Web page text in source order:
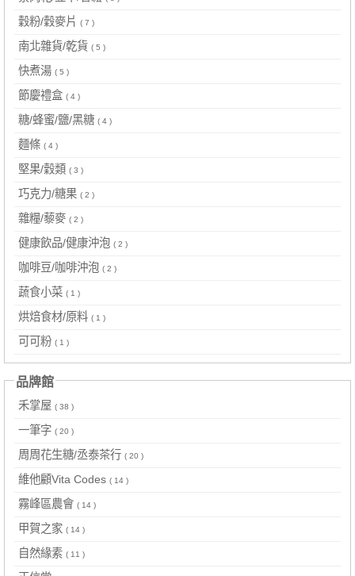
穀粉/穀麥片 ( 7 )
南北雜貨/乾貨 ( 5 )
快煮湯 ( 5 )
節慶禮盒 ( 4 )
糖/蜂蜜/鹽/黑糖 ( 4 )
麵條 ( 4 )
堅果/穀類 ( 3 )
巧克力/糖果 ( 2 )
雜糧/藜麥 ( 2 )
健康飲品/健康沖泡 ( 2 )
咖啡豆/咖啡沖泡 ( 2 )
蔬食小菜 ( 1 )
烘焙食材/原料 ( 1 )
可可粉 ( 1 )
品牌館
禾掌屋 ( 38 )
一筆字 ( 20 )
周周花生糖/丞泰茶行 ( 20 )
維他顧Vita Codes ( 14 )
霧峰區農會 ( 14 )
甲賀之家 ( 14 )
自然緣素 ( 11 )